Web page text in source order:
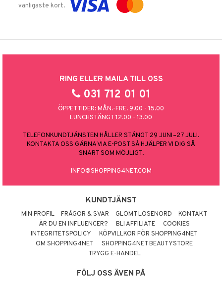
vanligaste kort.
RING ELLER MAILA TILL OSS
031 712 01 01
ÖPPETTIDER: MÅN.-FRE. 9.00 - 15.00
LUNCHSTÄNGT 12.00 - 13.00
TELEFONKUNDTJÄNSTEN HÅLLER STÄNGT 29 JUNI–27 JULI.
KONTAKTA OSS GÄRNA VIA E-POST SÅ HJÄLPER VI DIG SÅ
SNART SOM MÖJLIGT.
INFO@SHOPPING4NET.COM
KUNDTJÄNST
MIN PROFIL FRÅGOR & SVAR GLÖMT LÖSENORD
KONTAKT
ÄR DU EN INFLUENCER?
BLI AFFILIATE
COOKIES
INTEGRITETSPOLICY
KÖPVILLKOR FÖR SHOPPING4NET
OM SHOPPING4NET
SHOPPING4NET BEAUTYSTORE
TRYGG E-HANDEL
FÖLJ OSS ÄVEN PÅ